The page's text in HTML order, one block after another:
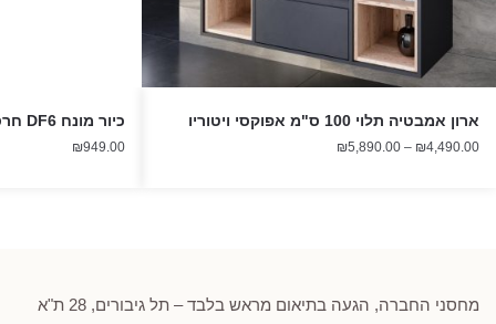
ארון אמבטיה תלוי 100 ס"מ אפוקסי ויטוריו
₪4,490.00
–
₪5,890.00
כיור מונח DF6 חרס ירוק מט
₪949.00
מחסני החברה, הגעה בתיאום מראש בלבד – תל גיבורים, 28 ת"א